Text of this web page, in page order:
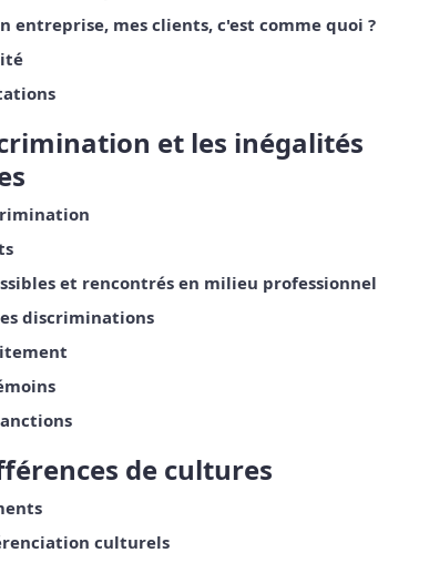
entreprise, mes clients, c'est comme quoi ?
et les inégalités
et rencontrés en milieu professionnel
discriminations
de cultures
culturels